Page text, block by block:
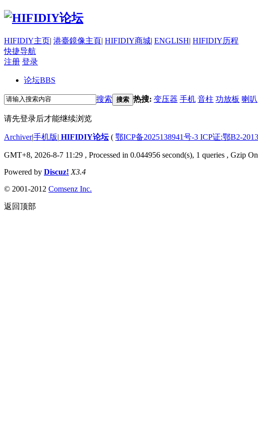
HIFIDIY主页| 港臺鏡像主頁| HIFIDIY商城| ENGLISH| HIFIDIY历程
快捷导航
注册 登录
论坛BBS
搜索 搜索 热搜: 变压器 手机 音柱 功放板 喇叭
请先登录后才能继续浏览
Archiver|手机版| HIFIDIY论坛( 鄂ICP备2025138941号-3 ICP证:鄂B2-
GMT+8, 2026-8-7 11:29 , Processed in 0.044956 second(s), 1 queries , Gzip
Powered by Discuz! X3.4
© 2001-2012 Comsenz Inc.
返回顶部